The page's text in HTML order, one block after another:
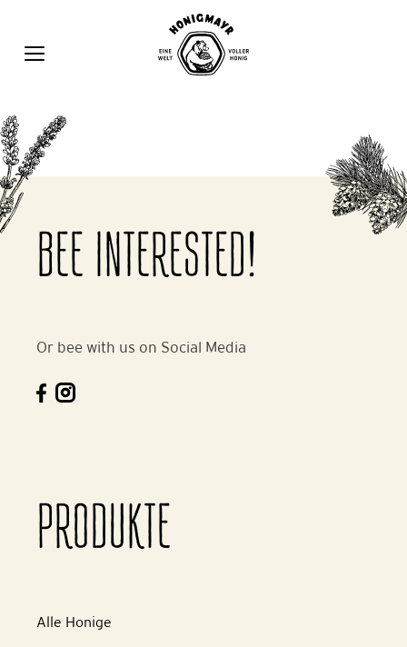
springen
BEE INTERESTED!
Or bee with us on Social Media
PRODUKTE
Alle Honige